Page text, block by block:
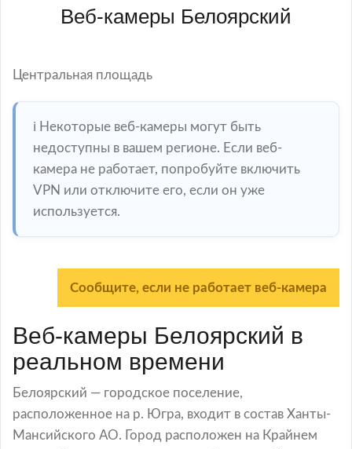
Веб-камеры Белоярский
Центральная площадь
ℹ️ Некоторые веб-камеры могут быть
недоступны в вашем регионе. Если веб-
камера не работает, попробуйте включить
VPN или отключите его, если он уже
используется.
Сообщите, если не работает веб-камера
Веб-камеры Белоярский в
реальном времени
Белоярский — городское поселение,
расположенное на р. Югра, входит в состав Ханты-
Мансийского АО. Город расположен на Крайнем